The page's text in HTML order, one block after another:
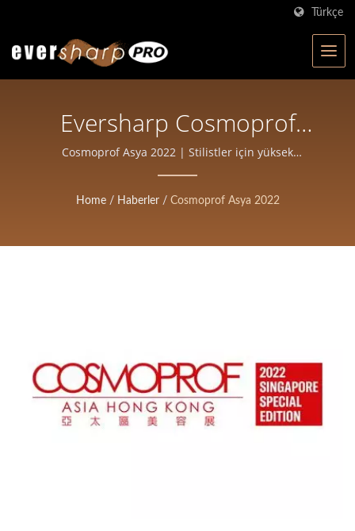
Türkçe
Eversharp Cosmoprof
Asia'da Olacak | Tayvan'da
ISO Sertifikalı Makas
Company Profesyonel
Cosmoprof Asya 2022 | Stilistler için yüksek
hassasiyetli saç kesme makası
Home / Haberler / Cosmoprof Asya 2022